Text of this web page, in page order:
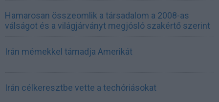
Hamarosan összeomlik a társadalom a 2008-as
válságot és a világjárványt megjósló szakértő szerint
Irán mémekkel támadja Amerikát
Irán célkeresztbe vette a techóriásokat